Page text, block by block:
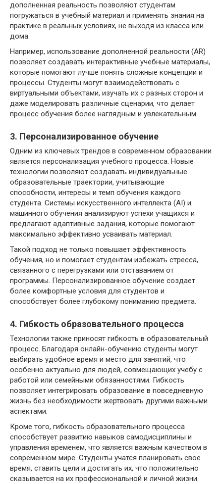
дополненная реальность позволяют студентам
погружаться в учебный материал и применять знания на
практике в реальных условиях, не выходя из класса или
дома.
Например, использование дополненной реальности (AR)
позволяет создавать интерактивные учебные материалы,
которые помогают лучше понять сложные концепции и
процессы. Студенты могут взаимодействовать с
виртуальными объектами, изучать их с разных сторон и
даже моделировать различные сценарии, что делает
процесс обучения более наглядным и увлекательным.
3. Персонализированное обучение
Одним из ключевых трендов в современном образовании
является персонализация учебного процесса. Новые
технологии позволяют создавать индивидуальные
образовательные траектории, учитывающие
способности, интересы и темп обучения каждого
студента. Системы искусственного интеллекта (AI) и
машинного обучения анализируют успехи учащихся и
предлагают адаптивные задания, которые помогают
максимально эффективно усваивать материал.
Такой подход не только повышает эффективность
обучения, но и помогает студентам избежать стресса,
связанного с перегрузками или отставанием от
программы. Персонализированное обучение создает
более комфортные условия для студентов и
способствует более глубокому пониманию предмета.
4. Гибкость образовательного процесса
Технологии также приносят гибкость в образовательный
процесс. Благодаря онлайн-обучению студенты могут
выбирать удобное время и место для занятий, что
особенно актуально для людей, совмещающих учебу с
работой или семейными обязанностями. Гибкость
позволяет интегрировать образование в повседневную
жизнь без необходимости жертвовать другими важными
аспектами.
Кроме того, гибкость образовательного процесса
способствует развитию навыков самодисциплины и
управления временем, что является важным качеством в
современном мире. Студенты учатся планировать свое
время, ставить цели и достигать их, что положительно
сказывается на их профессиональной и личной жизни.